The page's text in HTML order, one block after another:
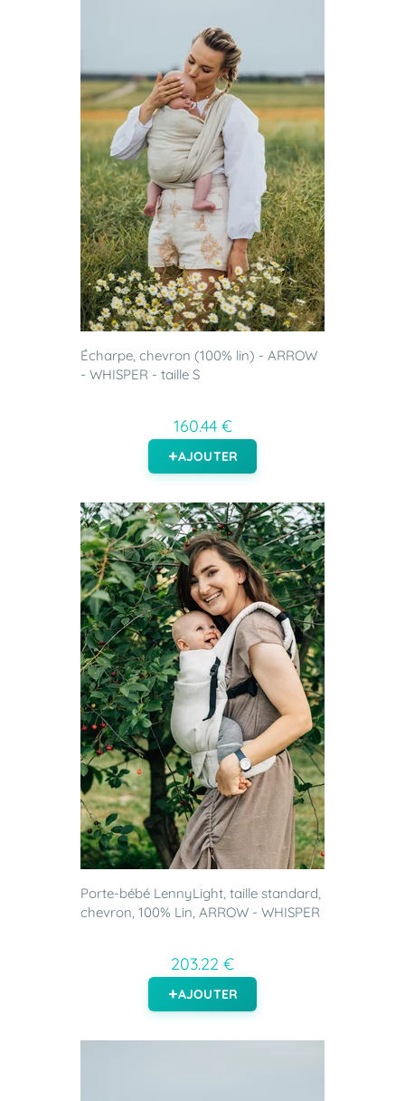
Écharpe, chevron (100% lin) - ARROW
- WHISPER - taille S
160.44 €
AJOUTER
Porte-bébé LennyLight, taille standard,
chevron, 100% Lin, ARROW - WHISPER
203.22 €
AJOUTER